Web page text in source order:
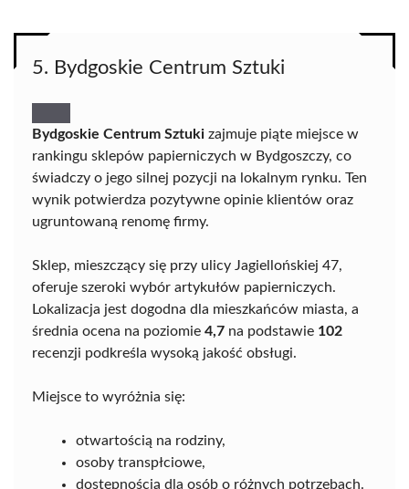
5. Bydgoskie Centrum Sztuki
Bydgoskie Centrum Sztuki zajmuje piąte miejsce w
rankingu sklepów papierniczych w Bydgoszczy, co
świadczy o jego silnej pozycji na lokalnym rynku. Ten
wynik potwierdza pozytywne opinie klientów oraz
ugruntowaną renomę firmy.
Sklep, mieszczący się przy ulicy Jagiellońskiej 47,
oferuje szeroki wybór artykułów papierniczych.
Lokalizacja jest dogodna dla mieszkańców miasta, a
średnia ocena na poziomie 4,7 na podstawie 102
recenzji podkreśla wysoką jakość obsługi.
Miejsce to wyróżnia się:
otwartością na rodziny,
osoby transpłciowe,
dostępnością dla osób o różnych potrzebach.